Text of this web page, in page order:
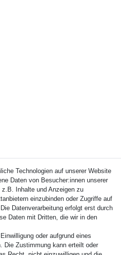
Technologien auf unserer Website
Daten von Besucher:innen unserer
Inhalte und Anzeigen zu
einzubinden oder Zugriffe auf
Datenverarbeitung erfolgt erst durch
Daten mit Dritten, die wir in den
oder aufgrund eines
Die Zustimmung kann erteilt oder